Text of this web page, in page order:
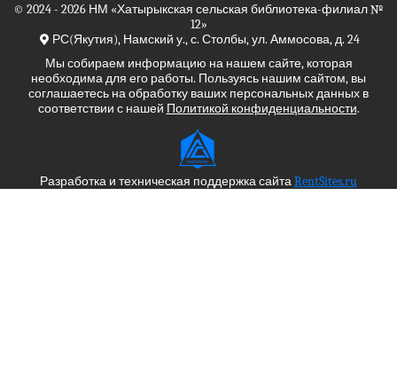
© 2024 - 2026 НМ «Хатырыкская сельская библиотека-филиал №
12»
РС(Якутия), Намский у., с. Столбы, ул. Аммосова, д. 24
Мы собираем информацию на нашем сайте, которая
необходима для его работы. Пользуясь нашим сайтом, вы
соглашаетесь на обработку ваших персональных данных в
соответствии с нашей Политикой конфиденциальности.
Разработка и техническая поддержка сайтаRentSites.ru